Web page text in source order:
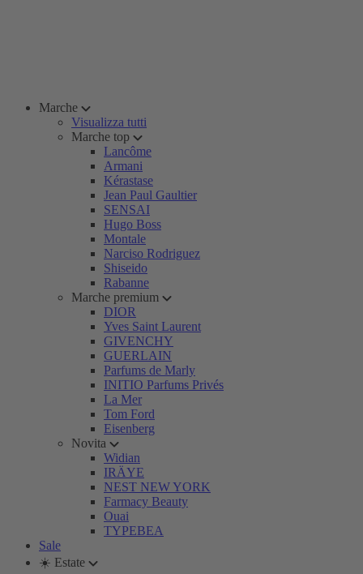
Marche
Visualizza tutti
Marche top
Lancôme
Armani
Kérastase
Jean Paul Gaultier
SENSAI
Hugo Boss
Montale
Narciso Rodriguez
Shiseido
Rabanne
Marche premium
DIOR
Yves Saint Laurent
GIVENCHY
GUERLAIN
Parfums de Marly
INITIO Parfums Privés
La Mer
Tom Ford
Eisenberg
Novita
Widian
IRÄYE
NEST NEW YORK
Farmacy Beauty
Ouai
TYPEBEA
Sale
☀️ Estate